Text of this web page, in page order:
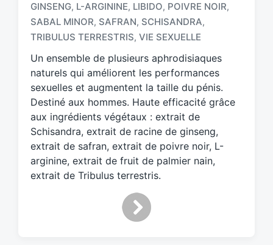
a
g
g
d
w
i
t
h
GINSENG, L-ARGININE, LIBIDO, POIVRE NOIR,
SABAL MINOR, SAFRAN, SCHISANDRA,
TRIBULUS TERRESTRIS, VIE SEXUELLE
Un ensemble de plusieurs aphrodisiaques
naturels qui améliorent les performances
sexuelles et augmentent la taille du pénis.
Destiné aux hommes. Haute efficacité grâce
aux ingrédients végétaux : extrait de
Schisandra, extrait de racine de ginseng,
extrait de safran, extrait de poivre noir, L-
arginine, extrait de fruit de palmier nain,
extrait de Tribulus terrestris.